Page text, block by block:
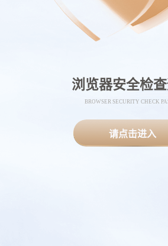
浏览器安全检
BROWSER SECURITY CHECK
请点击进入